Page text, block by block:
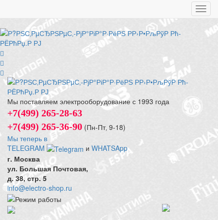
Мы поставляем электрооборудование с 1993 года
+7(499) 265-28-63
+7(499) 265-36-90 (Пн-Пт‚ 9-18)
Мы теперь в
TELEGRAM
и WHATSApp
г. Москва
ул. Большая Почтовая,
д. 38, стр. 5
info@electro-shop.ru